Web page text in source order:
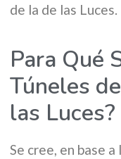
de la de las Luces.
Para Qué
Túneles
las Luces?
Se cree, en base